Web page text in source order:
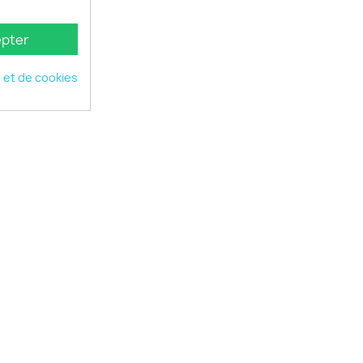
de cookies